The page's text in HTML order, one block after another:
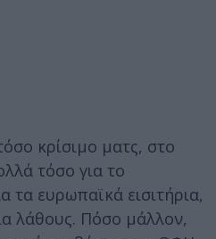
κρίσιμο ματς, στο
τόσο για το
τα ευρωπαϊκά εισιτήρια,
λάθους. Πόσο μάλλον,